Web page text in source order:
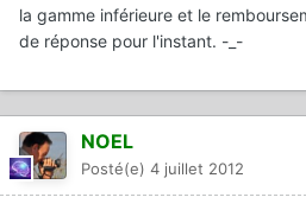
la gamme inférieure et le
de réponse pour l'instant. -_-
NOEL
Posté(e) 4 juillet 2012